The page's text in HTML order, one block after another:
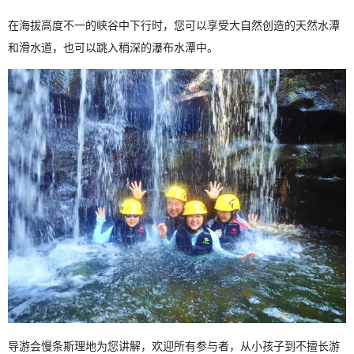
在海拔高度不一的峡谷中下行时，您可以享受大自然创造的天然水潭
和滑水道，也可以跳入稍深的瀑布水潭中。
导游会慢条斯理地为您讲解，欢迎所有参与者，从小孩子到不擅长游